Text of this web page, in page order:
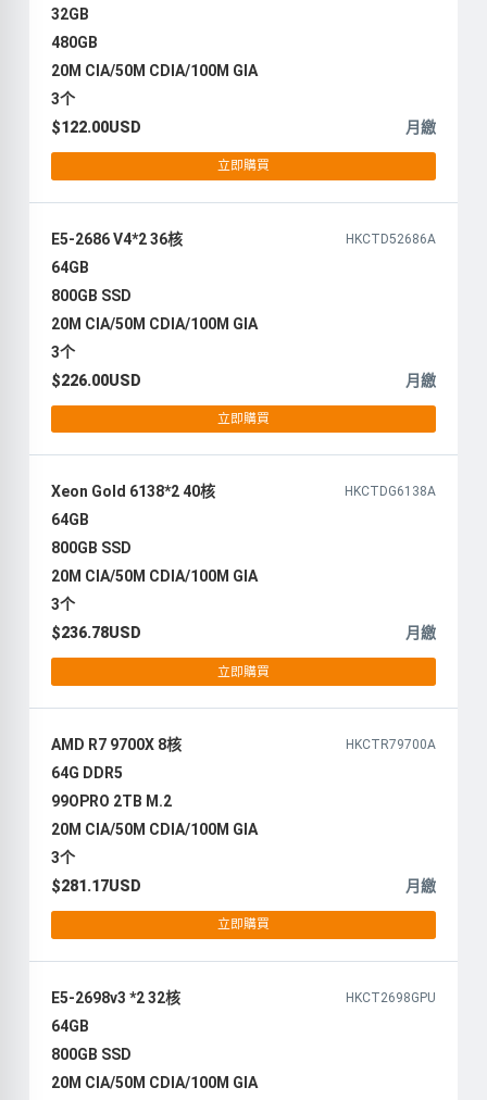
32GB
480GB
20M CIA/50M CDIA/100M GIA
3个
$122.00USD
月繳
立即購買
E5-2686 V4*2 36核 HKCTD52686A
64GB
800GB SSD
20M CIA/50M CDIA/100M GIA
3个
$226.00USD
月繳
立即購買
Xeon Gold 6138*2 40核 HKCTDG6138A
64GB
800GB SSD
20M CIA/50M CDIA/100M GIA
3个
$236.78USD
月繳
立即購買
AMD R7 9700X 8核 HKCTR79700A
64G DDR5
99OPRO 2TB M.2
20M CIA/50M CDIA/100M GIA
3个
$281.17USD
月繳
立即購買
E5-2698v3 *2 32核 HKCT2698GPU
64GB
800GB SSD
20M CIA/50M CDIA/100M GIA